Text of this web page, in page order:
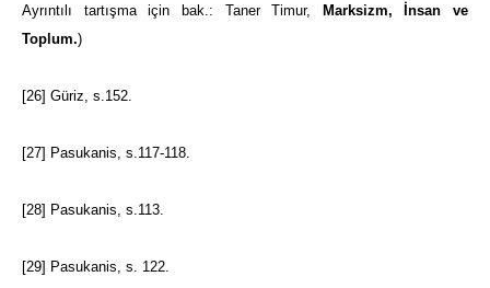
Ayrıntılı tartışma için bak.: Taner Timur,
Marksizm, İnsan ve
Toplum.)
[26] Güriz, s.152.
[27] Pasukanis, s.117-118.
[28] Pasukanis, s.113.
[29] Pasukanis, s. 122.